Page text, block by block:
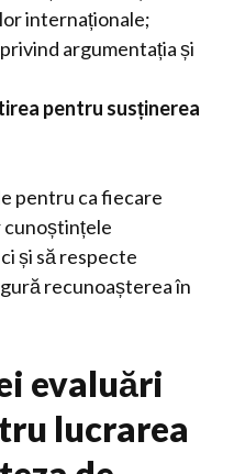
internaționale;
privind argumentația și
pentru susținerea
pentru ca fiecare
cunoștințele
și să respecte
recunoașterea în
evaluări
lucrarea